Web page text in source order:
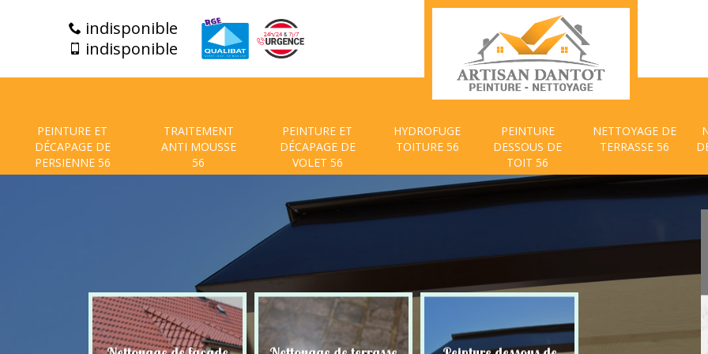
indisponible
indisponible
PEINTURE ET
DÉCAPAGE DE
PERSIENNE 56
TRAITEMENT
ANTI MOUSSE
56
PEINTURE ET
DÉCAPAGE DE
VOLET 56
HYDROFUGE
TOITURE 56
PEINTURE
DESSOUS DE
TOIT 56
NETTOYAGE DE
TERRASSE 56